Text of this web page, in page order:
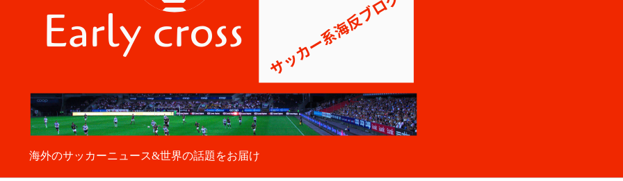
海外のサッカーニュース&世界の話題をお届け